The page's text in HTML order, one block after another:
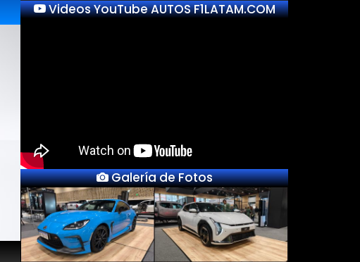
Videos YouTube AUTOS F1LATAM.COM
Galería de Fotos